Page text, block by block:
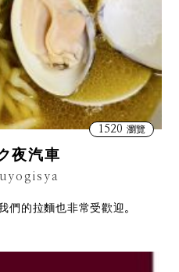
1520 瀏覽
夜汽車
們的拉麵也非常受歡迎。